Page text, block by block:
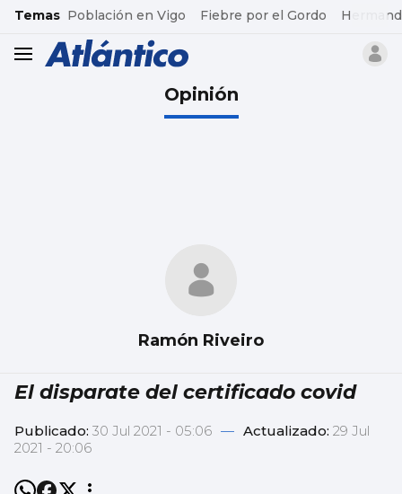
common.go-to-content
Temas Población en Vigo Fiebre por el Gordo
header.menu.open
Opinión
Ramón Riveiro
El disparate del certificado covid
Publicado: 30 Jul 2021 - 05:06 — Actualizado: 29 Jul
2021 - 20:06